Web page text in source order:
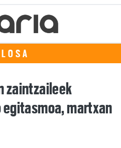
zaintzaileek
martxan